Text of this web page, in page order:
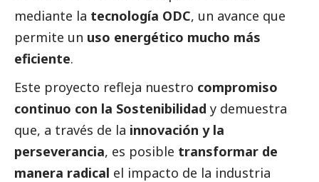
mediante la tecnología ODC, un avance que
permite un uso energético mucho más
eficiente.
Este proyecto refleja nuestro compromiso
continuo con la Sostenibilidad y demuestra
que, a través de la innovación y la
perseverancia, es posible transformar de
manera radical el impacto de la industria